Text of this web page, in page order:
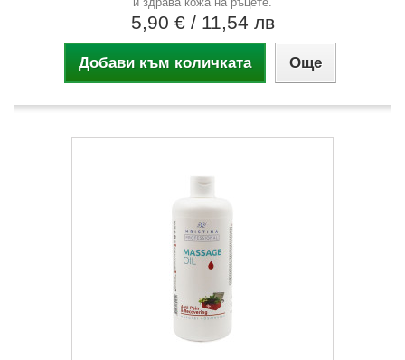
5,90 € / 11,54 лв
Добави към количката Още